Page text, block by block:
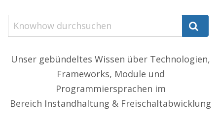
Unser gebündeltes Wissen über Technologien,
Frameworks, Module und
Programmiersprachen im
Bereich Instandhaltung & Freischaltabwicklung